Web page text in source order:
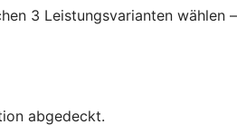
3 Leistungsvarianten
abgedeckt.